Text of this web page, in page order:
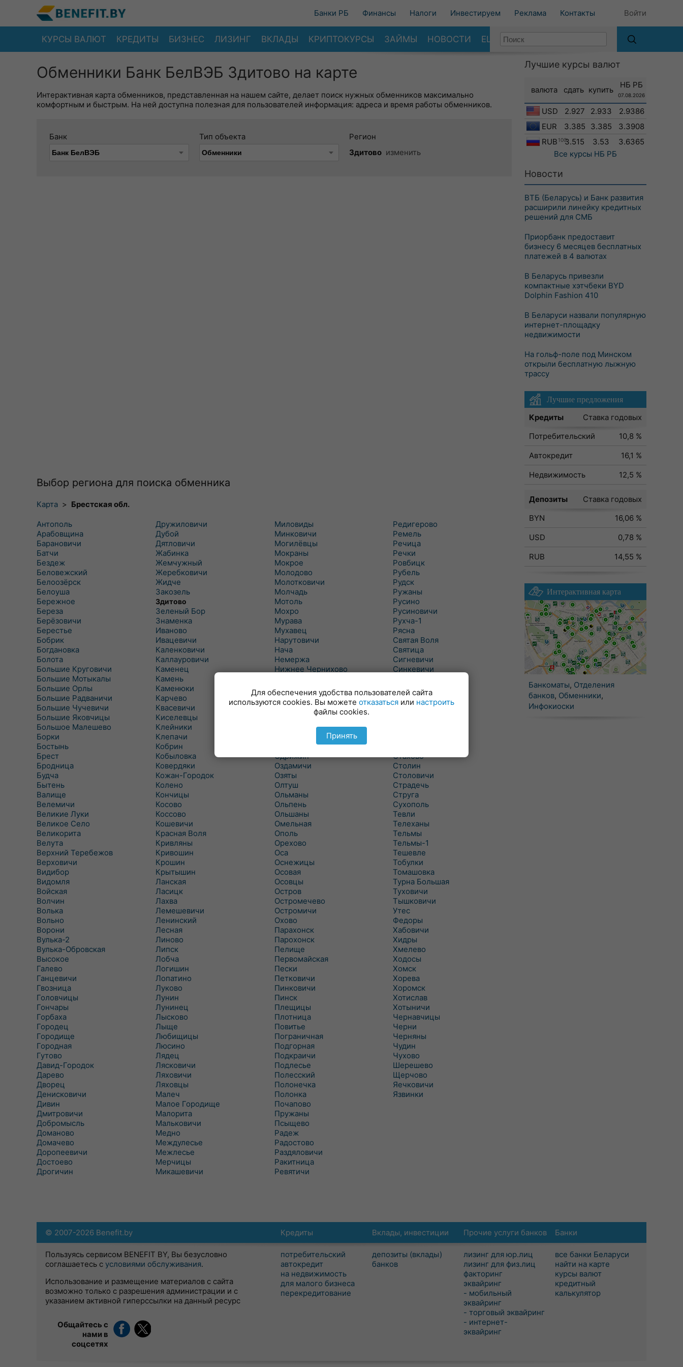
Банки РБ Финансы Налоги Инвестируем Реклама Контакты Войти
КУРСЫ ВАЛЮТ КРЕДИТЫ БИЗНЕС ЛИЗИНГ ВКЛАДЫ КРИПТОКУРСЫ ЗАЙМЫ НОВОСТИ ЕЩЕ
Обменники Банк БелВЭБ Здитово на карте
Интерактивная карта обменников, представленная на нашем сайте, делает поиск нужных обменников максимально
комфортным и быстрым. На ней доступна полезная для пользователей информация: адреса и время работы обменников.
Банк Тип объекта
Регион
Здитово изменить
Выбор региона для поиска обменника
Карта > Брестская обл.
Антополь
Арабовщина
Барановичи
Батчи
Бездеж
Беловежский
Белоозёрск
Белоуша
Бережное
Береза
Берёзовичи
Берестье
Бобрик
Богдановка
Болота
Большие Круговичи
Большие Мотыкалы
Большие Орлы
Большие Радваничи
Большие Чучевичи
Большие Яковчицы
Большое Малешево
Борки
Бостынь
Брест
Бродница
Будча
Бытень
Валище
Велемичи
Великие Луки
Великое Село
Великорита
Велута
Верхний Теребежов
Верховичи
Видибор
Видомля
Войская
Волчин
Волька
Вольно
Ворони
Вулька-2
Вулька-Обровская
Высокое
Галево
Ганцевичи
Гвозница
Головчицы
Гончары
Горбаха
Городец
Городище
Городная
Гутово
Давид-Городок
Дарево
Дворец
Денисковичи
Дивин
Дмитровичи
Добромысль
Доманово
Домачево
Доропеевичи
Достоево
Дрогичин
Дружиловичи
Дубой
Дятловичи
Жабинка
Жемчужный
Жеребковичи
Жидче
Закозель
Здитово
Зеленый Бор
Знаменка
Иваново
Ивацевичи
Каленковичи
Каллауровичи
Каменец
Камень
Каменюки
Карчево
Квасевичи
Киселевцы
Клейники
Клепачи
Кобрин
Кобыловка
Ковердяки
Кожан-Городок
Колено
Кончицы
Косово
Коссово
Кошевичи
Красная Воля
Кривляны
Кривошин
Крошин
Крытышин
Ланская
Ласицк
Лахва
Лемешевичи
Ленинский
Лесная
Линово
Липск
Лобча
Логишин
Лопатино
Луково
Лунин
Лунинец
Лысково
Лыще
Любищицы
Люсино
Лядец
Лясковичи
Ляховичи
Ляховцы
Малеч
Малое Городище
Малорита
Мальковичи
Медно
Междулесье
Межлесье
Мерчицы
Микашевичи
Миловиды
Минковичи
Могилёвцы
Мокраны
Мокрое
Молодово
Молотковичи
Молчадь
Мотоль
Мохро
Мурава
Мухавец
Нарутовичи
Нача
Немержа
Нижнее Чернихово
Новицковичи
Новоселки
Новые Засимовичи
Новые Лыщицы
Оберовщина
Одрижин
Оздамичи
Озяты
Олтуш
Ольманы
Ольпень
Ольшаны
Омельная
Ополь
Орехово
Оса
Оснежицы
Осовая
Осовцы
Остров
Остромечево
Остромичи
Охово
Парахонск
Парохонск
Пелище
Первомайская
Пески
Петковичи
Пинковичи
Пинск
Плещицы
Плотница
Повитье
Пограничная
Подгорная
Подкраичи
Подлесье
Полесский
Полонечка
Полонка
Почапово
Пружаны
Псыщево
Радеж
Радостово
Раздяловичи
Ракитница
Ревятичи
Редигерово
Ремель
Речица
Речки
Ровбицк
Рубель
Рудск
Ружаны
Русино
Русиновичи
Рухча-1
Рясна
Святая Воля
Святица
Сигневичи
Синкевичи
Снитово
Соколово
Сочивки
Стахово
Столин
Столовичи
Страдечь
Струга
Сухополь
Тевли
Телеханы
Тельмы
Тельмы-1
Тешевле
Тобулки
Томашовка
Турна Большая
Туховичи
Тышковичи
Утес
Федоры
Хабовичи
Хидры
Хмелево
Ходосы
Хомск
Хорева
Хоромск
Хотислав
Хотыничи
Чернавчицы
Черни
Черняны
Чудин
Чухово
Шерешево
Щерчово
Яечковичи
Язвинки
Лучшие курсы валют
валюта сдать купить
НБ РБ
07.08.2026
USD 2.927 2.933
2.9386
EUR
3.385 3.385
3.3908
RUB 1003.515 3.53
3.6365
Все курсы НБ РБ
Новости
ВТБ (Беларусь) и Банк развития
расширили линейку кредитных
решений для СМБ
Приорбанк предоставит
бизнесу 6 месяцев бесплатных
платежей в 4 валютах
В Беларусь привезли
компактные хэтчбеки BYD
Dolphin Fashion 410
В Беларуси назвали популярную
интернет-площадку
недвижимости
На гольф-поле под Минском
открыли бесплатную лыжную
трассу
Лучшие предложения
Кредиты
Ставка годовых
Потребительский
10,8 %
Автокредит
16,1 %
Недвижимость
12,5 %
Депозиты
Ставка годовых
BYN
16,06 %
USD
0,78 %
RUB
14,55 %
Интерактивная карта
Банкоматы, Отделения
банков, Обменники,
Инфокиоски
Кредиты
потребительский
автокредит
на недвижимость
для малого бизнеса
перекредитование
Вклады, инвестиции
депозиты (вклады)
банков
Прочие услуги банков
лизинг для юр.лиц
лизинг для физ.лиц
факторинг
эквайринг
- мобильный
эквайринг
- торговый эквайринг
- интернет-
эквайринг
Банки
все банки Беларуси
найти на карте
курсы валют
кредитный
калькулятор
© 2007-2026 Benefit.by
Пользуясь сервисом BENEFIT BY, Вы безусловно
соглашаетесь с условиями обслуживания.
Использование и размещение материалов с сайта
возможно только с разрешения администрации и с
указанием активной гиперссылки на данный ресурс
Общайтесь с
нами в
соцсетях
Для обеспечения удобства пользователей сайта
используются cookies. Вы можете отказаться или настроить
файлы cookies.
Принять